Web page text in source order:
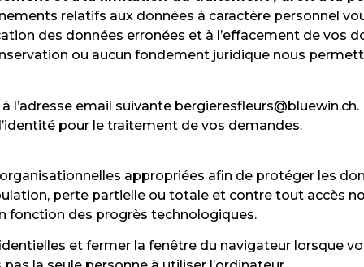
relatifs aux données à caractère personnel
des données erronées et à l’effacement de vos
ou aucun fondement juridique nous
l’adresse email suivante bergieresfleurs@bluewin.ch.
pour le traitement de vos demandes.
appropriées afin de protéger les
perte partielle ou totale et contre tout accès
fonction des progrès technologiques.
et fermer la fenêtre du navigateur lorsque